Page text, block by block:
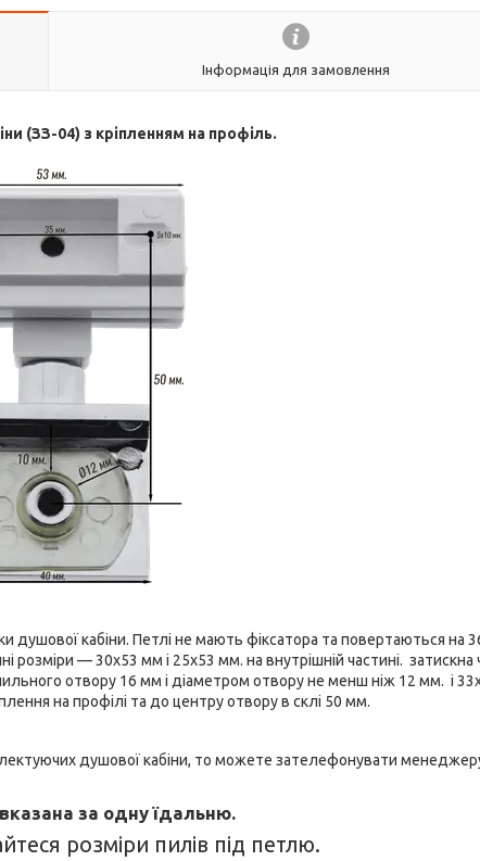
Інформація для замовлення
(ЗЗ-04) з кріпленням на профіль.
душової кабіни. Петлі не мають фіксатора та повертаються на
розміри — 30х53 мм і 25х53 мм. на внутрішній частині. затискна
отвору 16 мм і діаметром отвору не менш ніж 12 мм. і
на профілі та до центру отвору в склі 50 мм.
душової кабіни, то можете зателефонувати
за одну їдальню.
розміри пилів під петлю.